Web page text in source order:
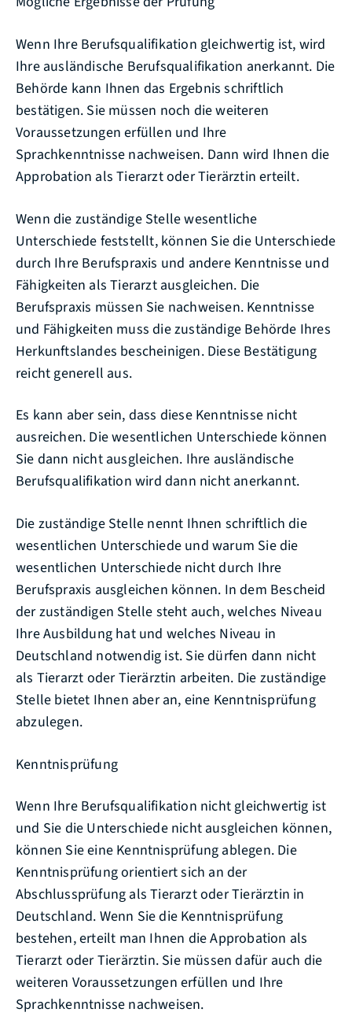
Wenn Ihre Berufsqualifikation gleichwertig ist, wird
Ihre ausländische Berufsqualifikation anerkannt. Die
Behörde kann Ihnen das Ergebnis schriftlich
bestätigen. Sie müssen noch die weiteren
Voraussetzungen erfüllen und Ihre
Sprachkenntnisse nachweisen. Dann wird Ihnen die
Approbation als Tierarzt oder Tierärztin erteilt.
Wenn die zuständige Stelle wesentliche
Unterschiede feststellt, können Sie die Unterschiede
durch Ihre Berufspraxis und andere Kenntnisse und
Fähigkeiten als Tierarzt ausgleichen. Die
Berufspraxis müssen Sie nachweisen. Kenntnisse
und Fähigkeiten muss die zuständige Behörde Ihres
Herkunftslandes bescheinigen. Diese Bestätigung
reicht generell aus.
Es kann aber sein, dass diese Kenntnisse nicht
ausreichen. Die wesentlichen Unterschiede können
Sie dann nicht ausgleichen. Ihre ausländische
Berufsqualifikation wird dann nicht anerkannt.
Die zuständige Stelle nennt Ihnen schriftlich die
wesentlichen Unterschiede und warum Sie die
wesentlichen Unterschiede nicht durch Ihre
Berufspraxis ausgleichen können. In dem Bescheid
der zuständigen Stelle steht auch, welches Niveau
Ihre Ausbildung hat und welches Niveau in
Deutschland notwendig ist. Sie dürfen dann nicht
als Tierarzt oder Tierärztin arbeiten. Die zuständige
Stelle bietet Ihnen aber an, eine Kenntnisprüfung
abzulegen.
Kenntnisprüfung
Wenn Ihre Berufsqualifikation nicht gleichwertig ist
und Sie die Unterschiede nicht ausgleichen können,
können Sie eine Kenntnisprüfung ablegen. Die
Kenntnisprüfung orientiert sich an der
Abschlussprüfung als Tierarzt oder Tierärztin in
Deutschland. Wenn Sie die Kenntnisprüfung
bestehen, erteilt man Ihnen die Approbation als
Tierarzt oder Tierärztin. Sie müssen dafür auch die
weiteren Voraussetzungen erfüllen und Ihre
Sprachkenntnisse nachweisen.